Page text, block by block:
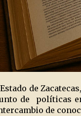
de
de
políticas
de